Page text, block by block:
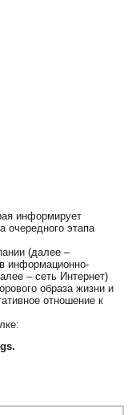
информирует
очередного этапа
(далее –
информационно-
– сеть Интернет)
образа жизни и
отношение к